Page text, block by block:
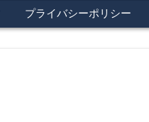
プライバシーポリシー